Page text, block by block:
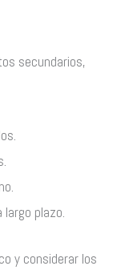
secundarios,
plazo.
y considerar los